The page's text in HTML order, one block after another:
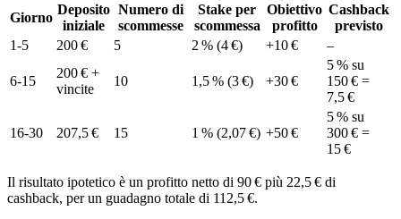
Giorno
Deposito
iniziale
Numero di
scommesse
Stake per
scommessa
Obiettivo
profitto
Cashback
previsto
1‑5
200 € 5 2 % (4 €) +10 € –
6‑15
200 € +
vincite
10 1,5 % (3 €) +30 €
5 % su
150 € =
7,5 €
16‑30 207,5 € 15 1 % (2,07 €) +50 €
5 % su
300 € =
15 €
Il risultato ipotetico è un profitto netto di 90 € più 22,5 € di
cashback, per un guadagno totale di 112,5 €.